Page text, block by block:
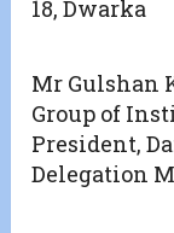
18, Dwarka
Mr Gulshan
Group of
President,
Delegation